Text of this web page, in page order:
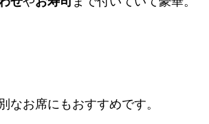
なお席にもおすすめです。